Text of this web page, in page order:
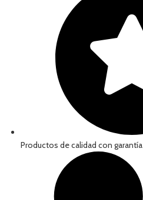
Productos de calidad con garantía